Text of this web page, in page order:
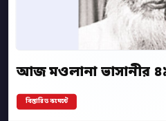
আজ মওলানা ভাসানীর
বিস্তারিত কমেন্টে